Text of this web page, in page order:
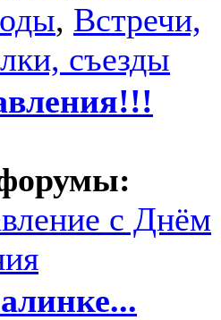
, Встречи,
съезды
с Днём